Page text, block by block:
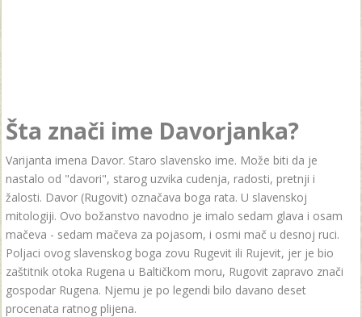
Šta znači ime Davorjanka?
Varijanta imena Davor. Staro slavensko ime. Može biti da je
nastalo od "davori", starog uzvika cudenja, radosti, pretnji i
žalosti. Davor (Rugovit) označava boga rata. U slavenskoj
mitologiji. Ovo božanstvo navodno je imalo sedam glava i osam
mačeva - sedam mačeva za pojasom, i osmi mač u desnoj ruci.
Poljaci ovog slavenskog boga zovu Rugevit ili Rujevit, jer je bio
zaštitnik otoka Rugena u Baltičkom moru, Rugovit zapravo znači
gospodar Rugena. Njemu je po legendi bilo davano deset
procenata ratnog plijena.